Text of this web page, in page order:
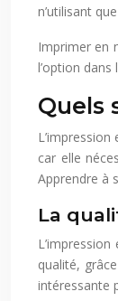
n’utilisant
Imprimer en
l’option
Quels
car elle
Apprendre à
La
qualité,
intéressante